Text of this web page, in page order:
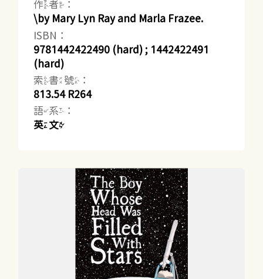
作者：
\by Mary Lyn Ray and Marla Frazee.
ISBN：
9781442422490 (hard) ; 1442422491
(hard)
索書號：
813.54 R264
語系：
英文